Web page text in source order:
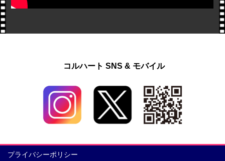
コルハート SNS & モバイル
プライバシーポリシー